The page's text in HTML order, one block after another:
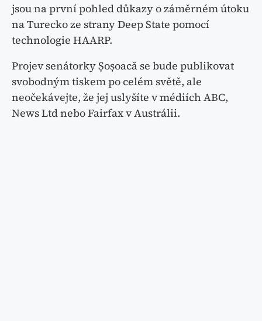
jsou na první pohled důkazy o záměrném útoku
na Turecko ze strany Deep State pomocí
technologie HAARP.
Projev senátorky Șoșoacă se bude publikovat
svobodným tiskem po celém světě, ale
neočekávejte, že jej uslyšíte v médiích ABC,
News Ltd nebo Fairfax v Austrálii.